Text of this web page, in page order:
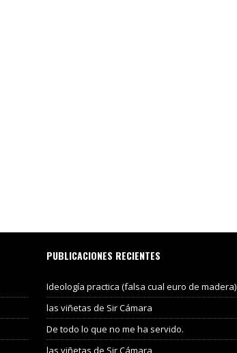
PUBLICACIONES RECIENTES
Ideología practica (falsa cual euro de madera)
las viñetas de Sir Cámara
De todo lo que no me ha servido.
las viñetas de Sir Cámara